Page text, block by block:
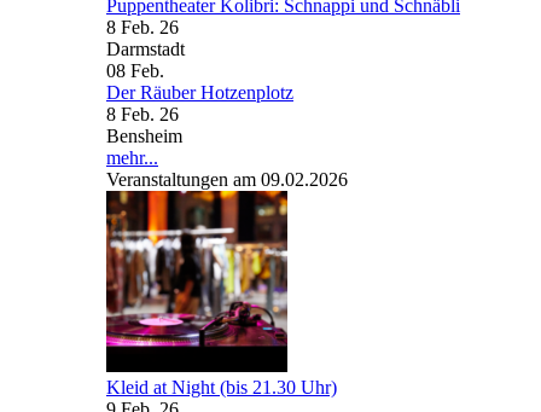
Puppentheater Kolibri: Schnappi und Schnäbli
8 Feb. 26
Darmstadt
08 Feb.
Der Räuber Hotzenplotz
8 Feb. 26
Bensheim
mehr...
Veranstaltungen am 09.02.2026
Kleid at Night (bis 21.30 Uhr)